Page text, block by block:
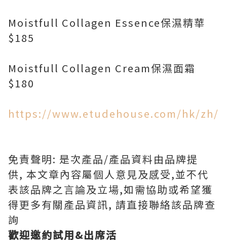
Moistfull Collagen Essence保濕精華
$185
Moistfull Collagen Cream保濕面霜
$180
https://www.etudehouse.com/hk/zh/
免責聲明: 是次產品/產品資料由品牌提
供, 本文章內容屬個人意見及感受,並不代
表該品牌之言論及立場,如需協助或希望獲
得更多有關產品資訊, 請直接聯絡該品牌查
詢
歡迎邀約試用&出席活